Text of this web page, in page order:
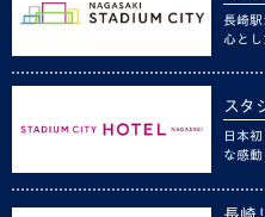
長崎駅
心と
スタ
日本
な感動